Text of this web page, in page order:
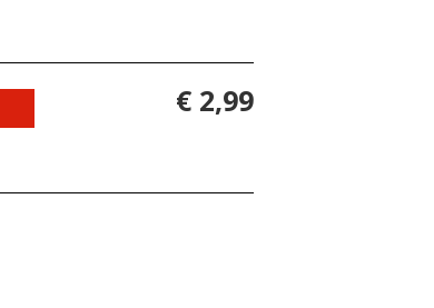
€ 2,99